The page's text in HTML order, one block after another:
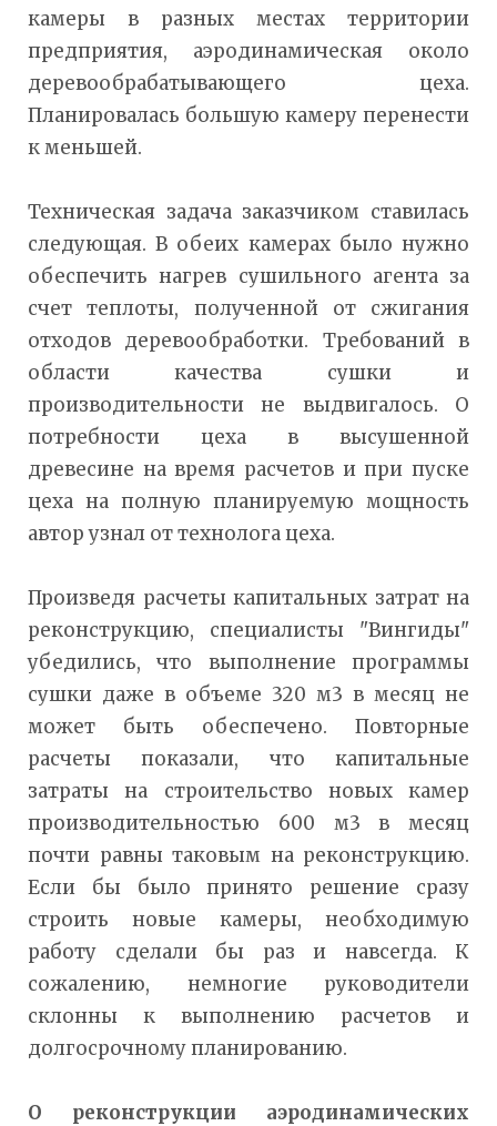
камеры в разных местах территории
предприятия, аэродинамическая около
деревообрабатывающего цеха.
Планировалась большую камеру перенести
к меньшей.
Техническая задача заказчиком ставилась
следующая. В обеих камерах было нужно
обеспечить нагрев сушильного агента за
счет теплоты, полученной от сжигания
отходов деревообработки. Требований в
области качества сушки и
производительности не выдвигалось. О
потребности цеха в высушенной
древесине на время расчетов и при пуске
цеха на полную планируемую мощность
автор узнал от технолога цеха.
Произведя расчеты капитальных затрат на
реконструкцию, специалисты "Вингиды"
убедились, что выполнение программы
сушки даже в объеме 320 м3 в месяц не
может быть обеспечено. Повторные
расчеты показали, что капитальные
затраты на строительство новых камер
производительностью 600 м3 в месяц
почти равны таковым на реконструкцию.
Если бы было принято решение сразу
строить новые камеры, необходимую
работу сделали бы раз и навсегда. К
сожалению, немногие руководители
склонны к выполнению расчетов и
долгосрочному планированию.
О реконструкции аэродинамических